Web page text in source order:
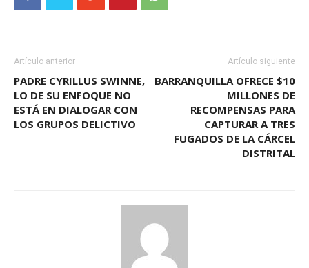
Artículo anterior
PADRE CYRILLUS SWINNE,
LO DE SU ENFOQUE NO
ESTÁ EN DIALOGAR CON
LOS GRUPOS DELICTIVO
Artículo siguiente
BARRANQUILLA OFRECE $10
MILLONES DE
RECOMPENSAS PARA
CAPTURAR A TRES
FUGADOS DE LA CÁRCEL
DISTRITAL